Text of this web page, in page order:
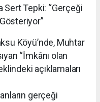
Sert Tepki: “Gerçeği
Köyü’nde, Muhtar
“İmkânı olan
açıklamaları
gerçeği